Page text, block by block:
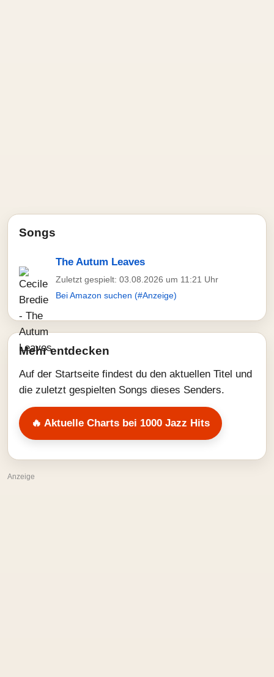
Songs
The Autum Leaves
Zuletzt gespielt: 03.08.2026 um 11:21 Uhr
Bei Amazon suchen (#Anzeige)
Mehr entdecken
Auf der Startseite findest du den aktuellen Titel und
die zuletzt gespielten Songs dieses Senders.
🔥 Aktuelle Charts bei 1000 Jazz Hits
Anzeige